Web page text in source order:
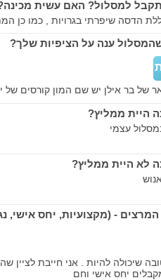
למסלול? האם עשית
הדסה שיפרתי בגרויות , כמו כן
ענה על הציפיות שלך?
של בר אילן יש שם המון קורסים
היית ממליץ?
עצמי
לא היית ממליץ?
- (מקצועיות, יחס אישי,
שיכולה להיות . אני חייבת לציין
יחס אישי וחם